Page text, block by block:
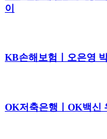
이
KB손해보험ㅣ오은영
OK저축은행ㅣOK백신